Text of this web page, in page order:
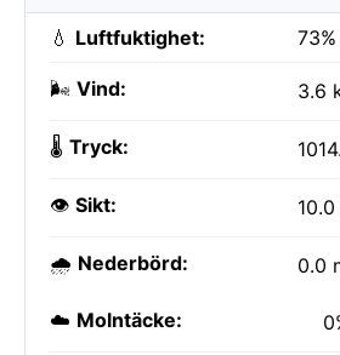
💧 Luftfuktighet: 73%
🌬️ Vind: 3.6
🌡️ Tryck:
👁️ Sikt:
🌧️ Nederbörd: 0.0
☁️ Molntäcke: